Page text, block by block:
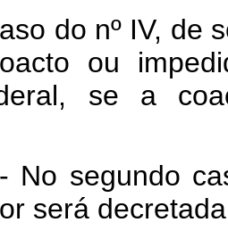
do nº IV, de
ou
se a
No segundo
será